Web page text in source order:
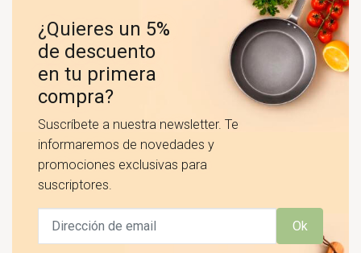
¿Quieres un 5%
de descuento
en tu primera
compra?
Suscríbete a nuestra newsletter. Te
informaremos de novedades y
promociones exclusivas para
suscriptores.
Ok